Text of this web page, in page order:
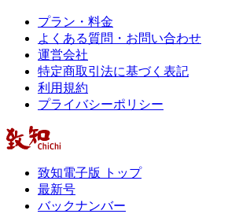
プラン・料金
よくある質問・お問い合わせ
運営会社
特定商取引法に基づく表記
利用規約
プライバシーポリシー
致知電子版 トップ
最新号
バックナンバー